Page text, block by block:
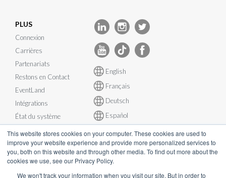
This website stores cookies on your computer. These cookies are used to
improve your website experience and provide more personalized services to
you, both on this website and through other media. To find out more about the
cookies we use, see our Privacy Policy.
We won't track your information when you visit our site. But in order to
PLUS
Connexion
Carrières
Partenariats
Restons en Contact
EventLand
Intégrations
État du système
English
Français
Deutsch
Español
© InEvent, Inc. 2026